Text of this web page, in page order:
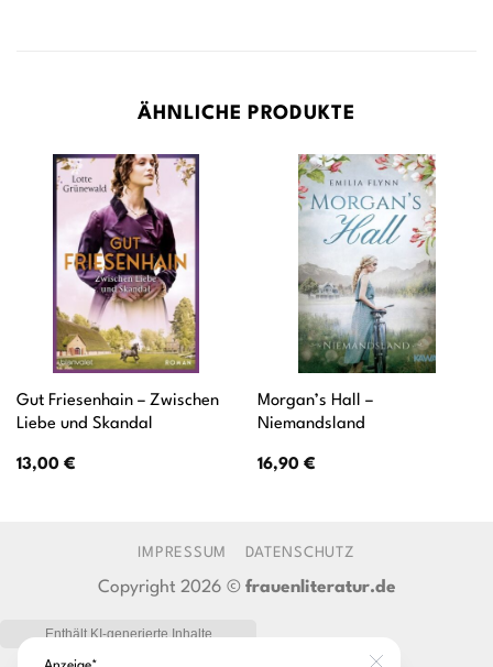
ÄHNLICHE PRODUKTE
Gut Friesenhain – Zwischen
Liebe und Skandal
13,00 €
Morgan’s Hall –
Niemandsland
16,90 €
IMPRESSUM DATENSCHUTZ
Copyright 2026 © frauenliteratur.de